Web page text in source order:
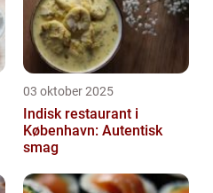
03 oktober 2025
Indisk restaurant i
København: Autentisk
smag